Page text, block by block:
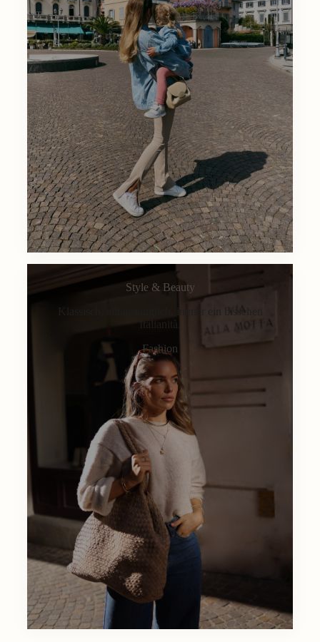
Style & Beauty
Klassisch, alltagstauglich, immer ein bisschen
Italianità.
Fashion